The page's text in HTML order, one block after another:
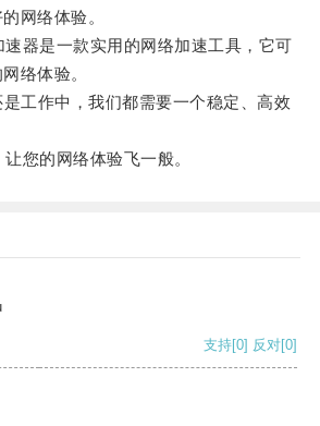
网络体验。
是一款实用的网络加速工具，它可
络体验。
作中，我们都需要一个稳定、高效
的网络体验飞一般。
支持[0] 反对[0]